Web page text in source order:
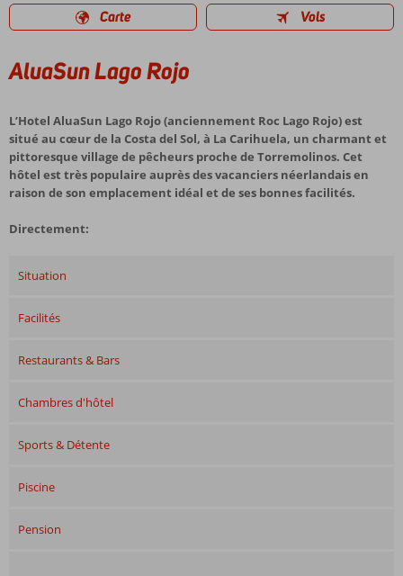
Carte Vols
AluaSun Lago Rojo
L’Hotel AluaSun Lago Rojo (anciennement Roc Lago Rojo) est
situé au cœur de la Costa del Sol, à La Carihuela, un charmant et
pittoresque village de pêcheurs proche de Torremolinos. Cet
hôtel est très populaire auprès des vacanciers néerlandais en
raison de son emplacement idéal et de ses bonnes facilités.
Directement:
Situation
Facilités
Restaurants & Bars
Chambres d'hôtel
Sports & Détente
Piscine
Pension